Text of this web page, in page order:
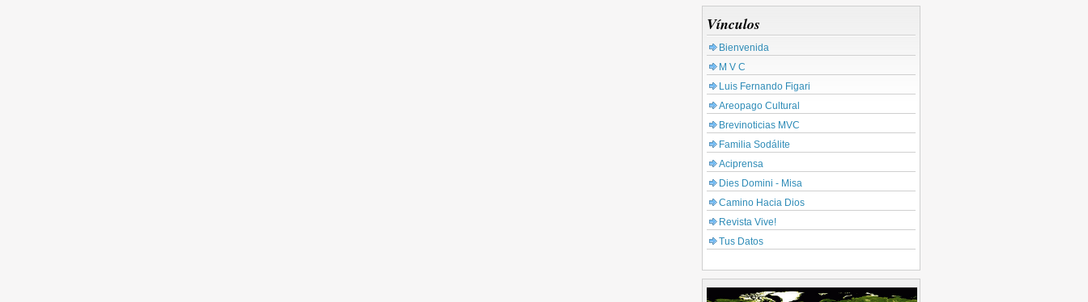
Vínculos
Bienvenida
M V C
Luis Fernando Figari
Areopago Cultural
Brevinoticias MVC
Familia Sodálite
Aciprensa
Dies Domini - Misa
Camino Hacia Dios
Revista Vive!
Tus Datos